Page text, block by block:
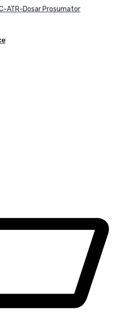
ATR-Dosar Prosumator